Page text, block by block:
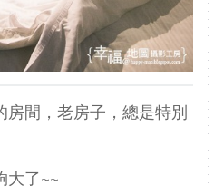
房間，老房子，總是特別
大了~~